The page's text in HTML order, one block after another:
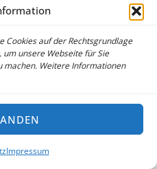
Cookies auf der Rechtsgrundlage
um unsere Webseite für Sie
machen. Weitere Informationen
Impressum